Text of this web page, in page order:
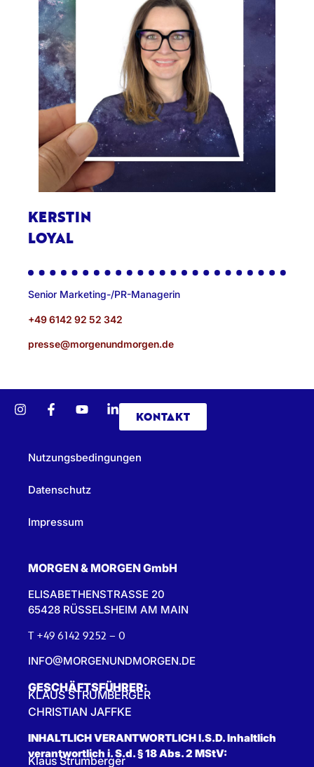
KERSTIN
LOYAL
Senior Marketing-/PR-Managerin
+49 6142 92 52 342
presse@morgenundmorgen.de
KONTAKT
Nutzungsbedingungen
Datenschutz
Impressum
MORGEN & MORGEN GmbH
ELISABETHENSTRASSE 20
65428 RÜSSELSHEIM AM MAIN
T +49 6142 9252 – 0
INFO@MORGENUNDMORGEN.DE
GESCHÄFTSFÜHRER:
KLAUS STRUMBERGER
CHRISTIAN JAFFKE
INHALTLICH VERANTWORTLICH I.S.D. Inhaltlich
verantwortlich i. S.d. § 18 Abs. 2 MStV:
Klaus Strumberger